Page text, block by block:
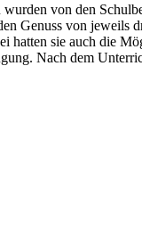
von den
Genuss von jeweils
hatten sie auch die
Nach dem